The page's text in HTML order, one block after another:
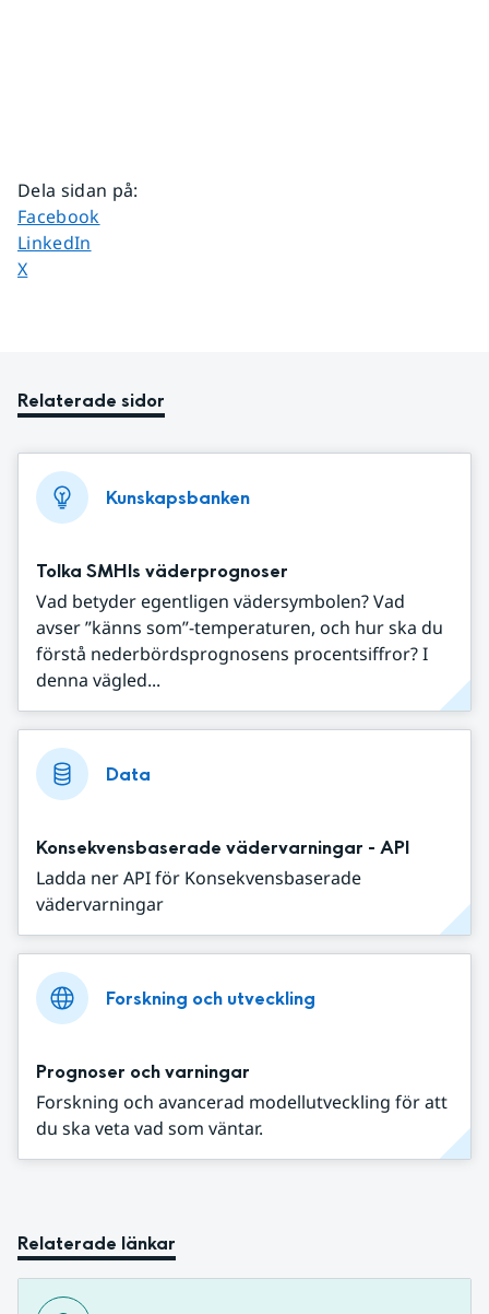
Dela sidan på:
Dela sidan på
Facebook
Dela sidan på
LinkedIn
Dela sidan på
X
Relaterade sidor
Kunskapsbanken
Tolka SMHIs väderprognoser
Vad betyder egentligen vädersymbolen? Vad
avser ”känns som”-temperaturen, och hur ska du
förstå nederbördsprognosens procentsiffror? I
denna vägled...
Data
Konsekvensbaserade vädervarningar - API
Ladda ner API för Konsekvensbaserade
vädervarningar
Forskning och utveckling
Prognoser och varningar
Forskning och avancerad modellutveckling för att
du ska veta vad som väntar.
Relaterade länkar